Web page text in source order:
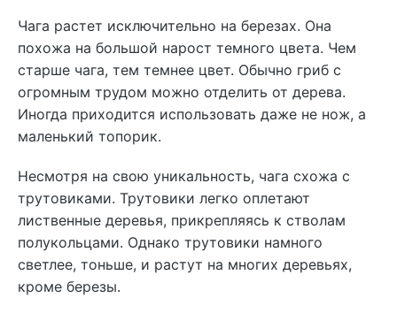
Чага растет исключительно на березах. Она
похожа на большой нарост темного цвета. Чем
старше чага, тем темнее цвет. Обычно гриб с
огромным трудом можно отделить от дерева.
Иногда приходится использовать даже не нож, а
маленький топорик.
Несмотря на свою уникальность, чага схожа с
трутовиками. Трутовики легко оплетают
лиственные деревья, прикрепляясь к стволам
полукольцами. Однако трутовики намного
светлее, тоньше, и растут на многих деревьях,
кроме березы.